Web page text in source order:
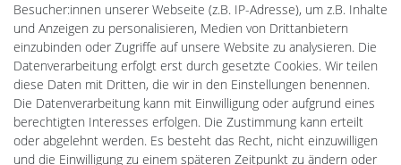
Batteriespeicher
PlentiSolar
Gebrauchtlicht
Ledkauf
DEYESOLAR
Lightech Connect
CardanLight Europe
FORTIMO LEDs
LED-RETROSHOP
Besucher:innen unserer Webseite (z.B. IP-Adresse), um z.B. Inhalte
und Anzeigen zu personalisieren, Medien von Drittanbietern
einzubinden oder Zugriffe auf unsere Website zu analysieren. Die
Datenverarbeitung erfolgt erst durch gesetzte Cookies. Wir teilen
diese Daten mit Dritten, die wir in den Einstellungen benennen.
Die Datenverarbeitung kann mit Einwilligung oder aufgrund eines
berechtigten Interesses erfolgen. Die Zustimmung kann erteilt
oder abgelehnt werden. Es besteht das Recht, nicht einzuwilligen
und die Einwilligung zu einem späteren Zeitpunkt zu ändern oder